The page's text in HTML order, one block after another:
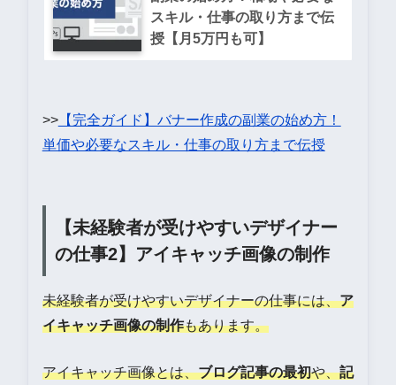
スキル・仕事の取り方まで伝
授【月5万円も可】
>>【完全ガイド】バナー作成の副業の始め方！
単価や必要なスキル・仕事の取り方まで伝授
【未経験者が受けやすいデザイナー
の仕事2】アイキャッチ画像の制作
未経験者が受けやすいデザイナーの仕事には、ア
イキャッチ画像の制作もあります。
アイキャッチ画像とは、ブログ記事の最初や、記